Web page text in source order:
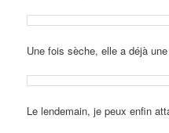
Une fois sèche, elle a déjà
Le lendemain, je peux enfin